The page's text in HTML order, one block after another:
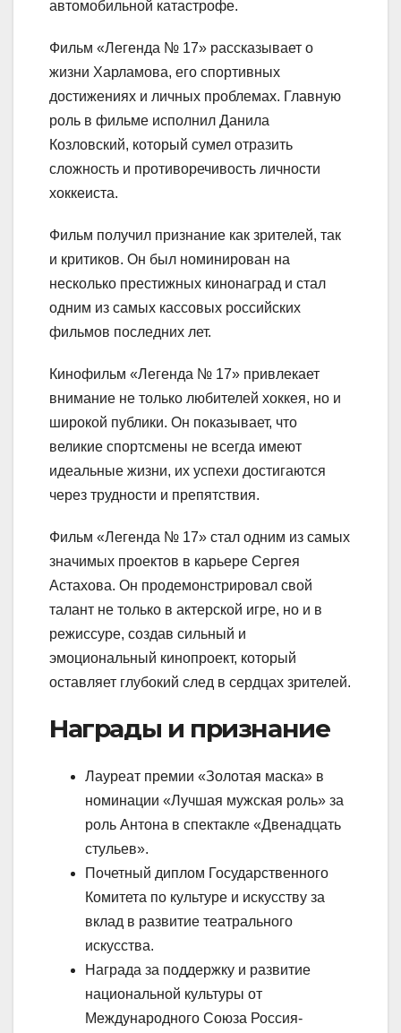
автомобильной катастрофе.
Фильм «Легенда № 17» рассказывает о
жизни Харламова, его спортивных
достижениях и личных проблемах. Главную
роль в фильме исполнил Данила
Козловский, который сумел отразить
сложность и противоречивость личности
хоккеиста.
Фильм получил признание как зрителей, так
и критиков. Он был номинирован на
несколько престижных кинонаград и стал
одним из самых кассовых российских
фильмов последних лет.
Кинофильм «Легенда № 17» привлекает
внимание не только любителей хоккея, но и
широкой публики. Он показывает, что
великие спортсмены не всегда имеют
идеальные жизни, их успехи достигаются
через трудности и препятствия.
Фильм «Легенда № 17» стал одним из самых
значимых проектов в карьере Сергея
Астахова. Он продемонстрировал свой
талант не только в актерской игре, но и в
режиссуре, создав сильный и
эмоциональный кинопроект, который
оставляет глубокий след в сердцах зрителей.
Награды и признание
Лауреат премии «Золотая маска» в
номинации «Лучшая мужская роль» за
роль Антона в спектакле «Двенадцать
стульев».
Почетный диплом Государственного
Комитета по культуре и искусству за
вклад в развитие театрального
искусства.
Награда за поддержку и развитие
национальной культуры от
Международного Союза Россия-